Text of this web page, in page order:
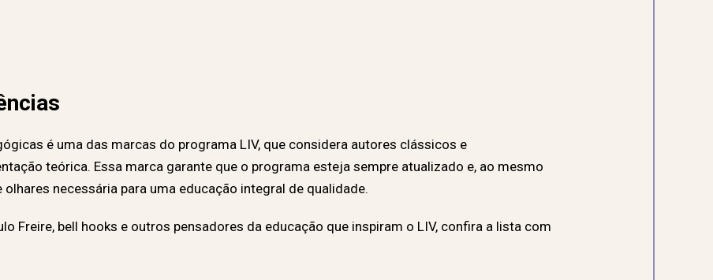
é uma das marcas do programa LIV, que considera autores clássicos e
teórica. Essa marca garante que o programa esteja sempre atualizado e, ao mesmo
necessária para uma educação integral de qualidade.
Freire, bell hooks e outros pensadores da educação que inspiram o LIV, confira a lista com